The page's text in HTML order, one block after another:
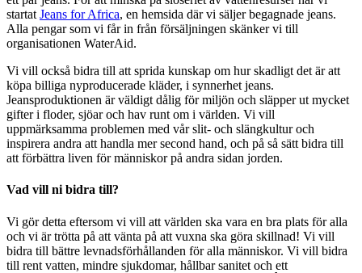
startat Jeans for Africa, en hemsida där vi säljer begagnade jeans.
Alla pengar som vi får in från försäljningen skänker vi till
organisationen WaterAid.
Vi vill också bidra till att sprida kunskap om hur skadligt det är att
köpa billiga nyproducerade kläder, i synnerhet jeans.
Jeansproduktionen är väldigt dålig för miljön och släpper ut mycket
gifter i floder, sjöar och hav runt om i världen. Vi vill
uppmärksamma problemen med vår slit- och slängkultur och
inspirera andra att handla mer second hand, och på så sätt bidra till
att förbättra liven för människor på andra sidan jorden.
Vad vill ni bidra till?
Vi gör detta eftersom vi vill att världen ska vara en bra plats för alla
och vi är trötta på att vänta på att vuxna ska göra skillnad! Vi vill
bidra till bättre levnadsförhållanden för alla människor. Vi vill bidra
till rent vatten, mindre sjukdomar, hållbar sanitet och ett